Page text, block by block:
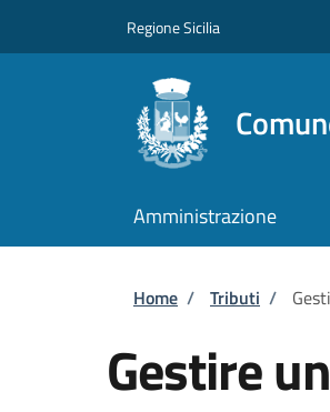
Regione Sicilia
Amministrazione
Briciole
Home / Tributi /
Gestire